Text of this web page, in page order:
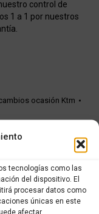
tecnologías como las
del dispositivo. El
procesar datos como
únicas en este
afectar
control de
1 a 1 por nuestros
ocasión Ktm